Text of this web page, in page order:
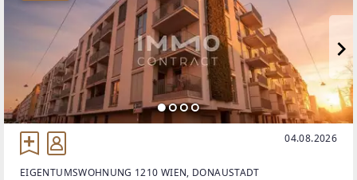
04.08.2026
EIGENTUMSWOHNUNG 1210 WIEN, DONAUSTADT